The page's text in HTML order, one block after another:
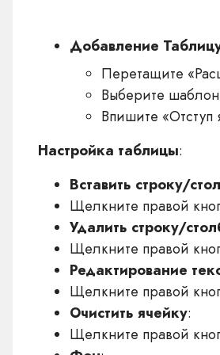
Добавление
Перетащите
Выберите
Впишите «Отступ
Настройка таблицы:
Вставить строку/
Щелкните правой
Удалить строку/
Щелкните правой
Редактирование
Щелкните правой
Очистить ячейку:
Щелкните правой